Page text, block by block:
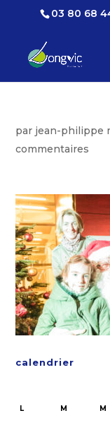
03 80 68
par jean-philippe
commentaires
calendrier
L M M